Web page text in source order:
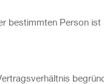
bestimmten Person